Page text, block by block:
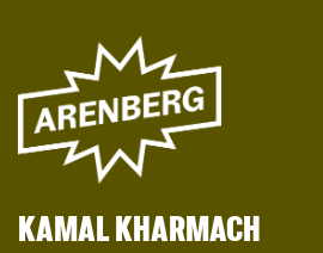
KAMAL KHARMACH